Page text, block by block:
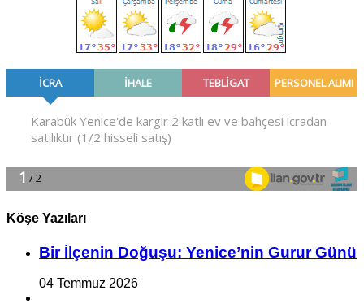
Köşe Yazıları
Bir İlçe­nin Do­ğu­şu: Ye­ni­ce’nin Gurur Günü
04 Temmuz 2026